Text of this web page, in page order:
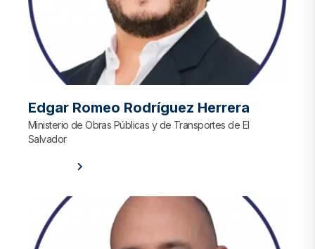
Edgar Romeo Rodríguez Herrera
Ministerio de Obras Públicas y de Transportes de El
Salvador